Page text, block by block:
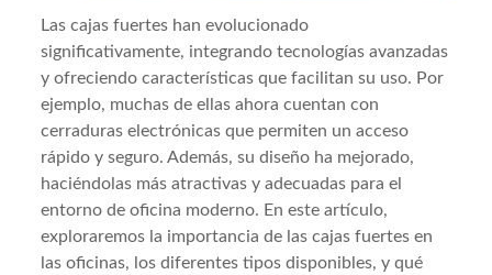
Las cajas fuertes han evolucionado
significativamente, integrando tecnologías avanzadas
y ofreciendo características que facilitan su uso. Por
ejemplo, muchas de ellas ahora cuentan con
cerraduras electrónicas que permiten un acceso
rápido y seguro. Además, su diseño ha mejorado,
haciéndolas más atractivas y adecuadas para el
entorno de oficina moderno. En este artículo,
exploraremos la importancia de las cajas fuertes en
las oficinas, los diferentes tipos disponibles, y qué